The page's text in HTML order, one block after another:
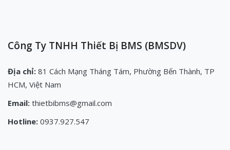
Công Ty TNHH Thiết Bị BMS (BMSDV)
Địa chỉ: 81 Cách Mạng Tháng Tám, Phường Bến Thành, TP
HCM, Việt Nam
Email: thietbibms@gmail.com
Hotline: 0937.927.547